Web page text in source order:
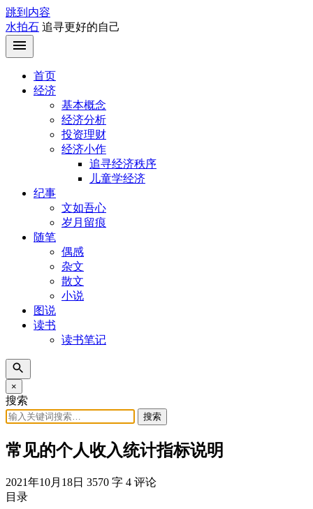
跳到内容
水拍石 追寻更好的自己
首页
经济
基本概念
经济分析
投资理财
经济小作
追寻经济秩序
儿童学经济
纪事
文如吾心
岁月留痕
随笔
偶感
杂文
散文
小说
图说
读书
读书笔记
×
搜索
搜索
常见的个人收入统计指标说明
2021年10月18日 3570 字 4 评论
目录